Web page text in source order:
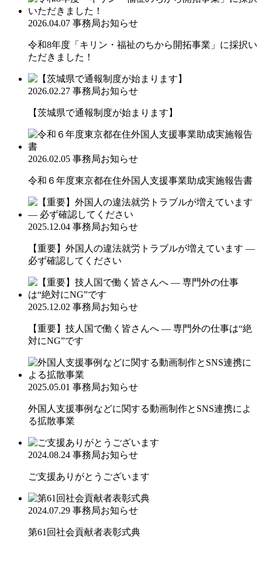
2026.04.07 事務局お知らせ
令和8年度「キリン・福祉のちから開拓事業」に採択い
ただきました！
2026.02.27 事務局お知らせ
【茨城県で通報制度が始まります】
2026.02.05 事務局お知らせ
令和６年度東京都在住外国人支援事業助成実施報告書
2025.12.04 事務局お知らせ
【重要】外国人の違法就労トラブルが増えています ―
必ず確認してください
2025.12.02 事務局お知らせ
【重要】技人国で働く皆さんへ ― 専門外の仕事は“絶
対にNG”です
2025.05.01 事務局お知らせ
外国人支援事例などに関する動画制作とSNS連携によ
る拡散事業
2024.08.24 事務局お知らせ
ご支援ありがとうございます
2024.07.29 事務局お知らせ
第61回社会貢献者表彰式典